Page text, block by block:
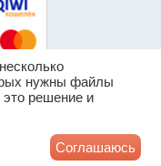
фурнитуры.
справочный
доступного
нужны файлы
решение и
Соглашаюсь